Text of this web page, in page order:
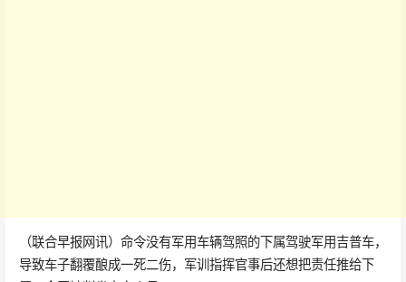
（联合早报网讯）命令没有军用车辆驾照的下属驾驶军用吉普车，
导致车子翻覆酿成一死二伤，军训指挥官事后还想把责任推给下